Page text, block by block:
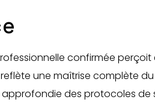
confirmée perçoit
une maîtrise complète
des protocoles de